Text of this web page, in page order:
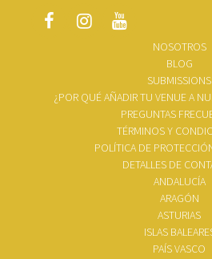
NOSOTROS
BLOG
SUBMISSIONS
¿POR QUÉ AÑADIR TU VENUE A
PREGUNTAS
TÉRMINOS Y
POLÍTICA DE
DETALLES DE
ANDALUCÍA
ARAGÓN
ASTURIAS
ISLAS
PAÍS VASCO